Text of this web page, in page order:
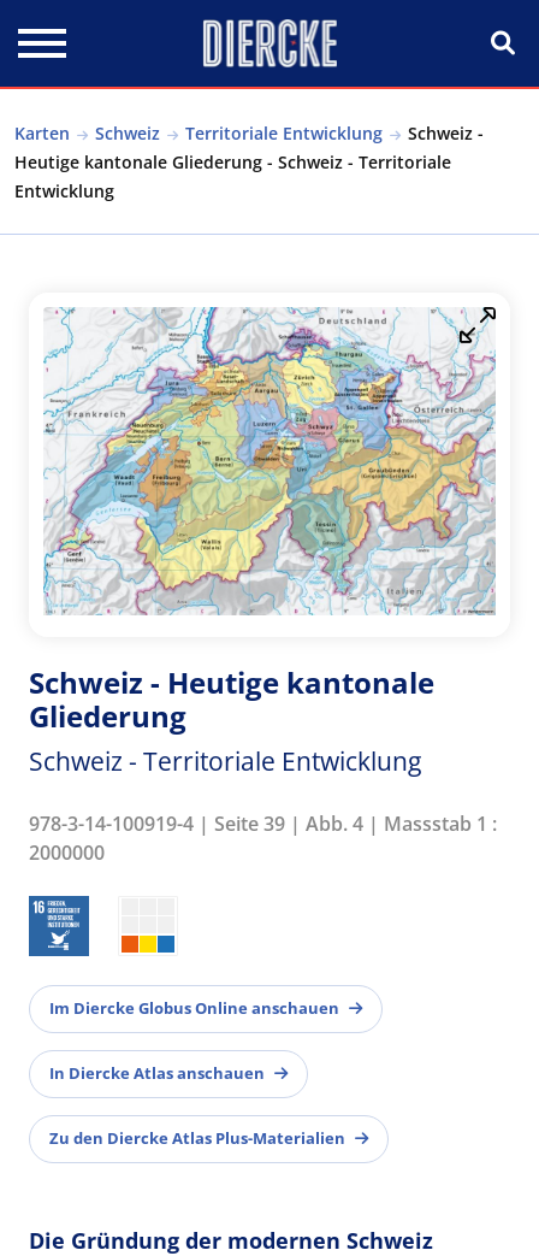
Karten Schweiz Territoriale Entwicklung
Schweiz -
Heutige kantonale Gliederung - Schweiz - Territoriale
Entwicklung
Schweiz - Heutige kantonale
Gliederung
Schweiz - Territoriale Entwicklung
978-3-14-100919-4 | Seite 39 | Abb. 4 | Massstab 1 :
2000000
Im Diercke Globus Online anschauen
In Diercke Atlas anschauen
Zu den Diercke Atlas Plus-Materialien
Die Gründung der modernen Schweiz